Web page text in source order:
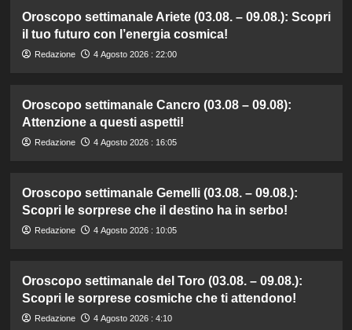
Oroscopo settimanale Ariete (03.08. – 09.08.): Scopri
il tuo futuro con l’energia cosmica!
Redazione 4 Agosto 2026 : 22:00
Oroscopo settimanale Cancro (03.08 – 09.08):
Attenzione a questi aspetti!
Redazione 4 Agosto 2026 : 16:05
Oroscopo settimanale Gemelli (03.08. – 09.08.):
Scopri le sorprese che il destino ha in serbo!
Redazione 4 Agosto 2026 : 10:05
Oroscopo settimanale del Toro (03.08. – 09.08.):
Scopri le sorprese cosmiche che ti attendono!
Redazione 4 Agosto 2026 : 4:10